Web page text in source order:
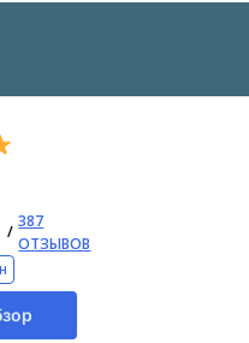
/
387
ОТЗЫВОВ